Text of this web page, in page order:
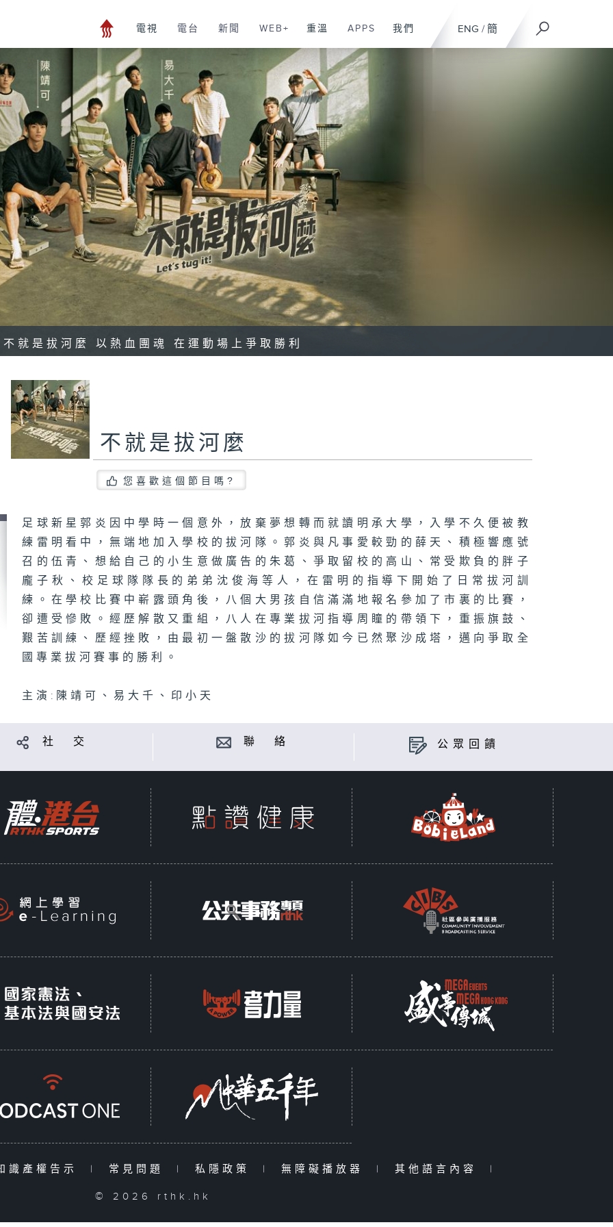
ENG / 簡
電視 電台 新聞 WEB+ 重溫 APPS 我們
不就是拔河麼 以熱血團魂 在運動場上爭取勝利
不就是拔河麼
您喜歡這個節目嗎?
足球新星郭炎因中學時一個意外，放棄夢想轉而就讀明承大學，入學不久便被教
練雷明看中，無端地加入學校的拔河隊。郭炎與凡事愛較勁的薛天、積極響應號
召的伍青、想給自己的小生意做廣告的朱葛、爭取留校的高山、常受欺負的胖子
龐子秋、校足球隊隊長的弟弟沈俊海等人，在雷明的指導下開始了日常拔河訓
練。在學校比賽中嶄露頭角後，八個大男孩自信滿滿地報名參加了市裏的比賽，
卻遭受慘敗。經歷解散又重組，八人在專業拔河指導周瞳的帶領下，重振旗鼓、
艱苦訓練、歷經挫敗，由最初一盤散沙的拔河隊如今已然聚沙成塔，邁向爭取全
國專業拔河賽事的勝利。
主演:陳靖可、易大千、印小天
社 交 聯 絡 公眾回饋
識產權告示 | 常見問題 | 私隱政策 | 無障礙播放器 | 其他語言內容 |
© 2026 rthk.hk